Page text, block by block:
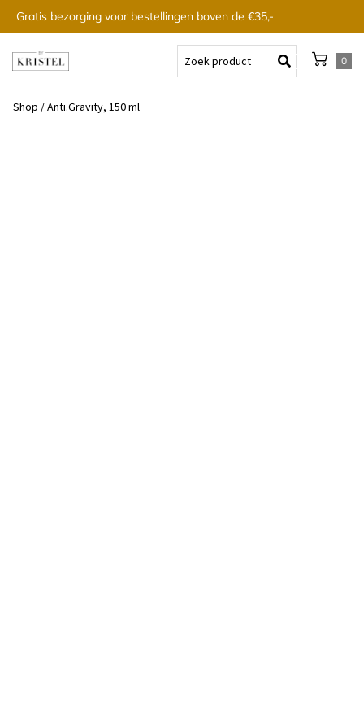
Gratis bezorging voor bestellingen boven de €35,-
0
Shop /Anti.Gravity, 150 ml